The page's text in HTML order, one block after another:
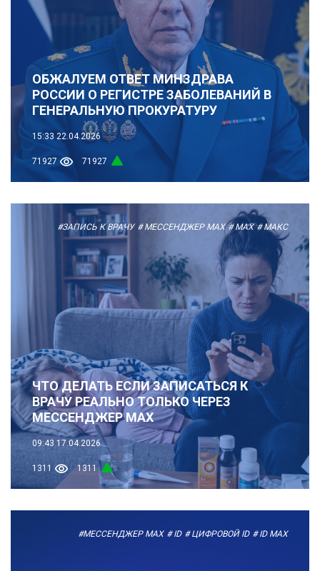
ОБЖАЛУЕМ ОТВЕТ МИНЗДРАВА
РОССИИ О РЕГИСТРЕ ЗАБОЛЕВАНИЙ В
ГЕНЕРАЛЬНУЮ ПРОКУРАТУРУ
15:33 22.04.2026
71927 71927
#ЗАПИСЬ К ВРАЧУ # МЕССЕНДЖЕР MAX # МАХ # МАКС
ЧТО ДЕЛАТЬ ЕСЛИ ЗАПИСАТЬСЯ К
ВРАЧУ РЕАЛЬНО ТОЛЬКО ЧЕРЕЗ
МЕССЕНДЖЕР МАХ
09:43 17.04.2026
1311 1311
#МЕССЕНДЖЕР MAX # ID # ЦИФРОВОЙ ID # ID МАХ